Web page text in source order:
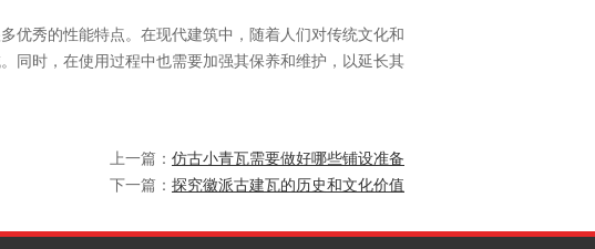
优秀的性能特点。在现代建筑中，随着人们对传统文化和
同时，在使用过程中也需要加强其保养和维护，以延长其
上一篇： 仿古小青瓦需要做好哪些铺设准备
下一篇： 探究徽派古建瓦的历史和文化价值